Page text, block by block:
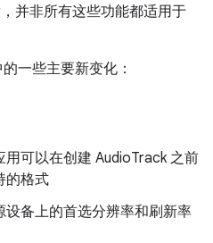
并非所有这些功能都适用于
一些主要新变化：
用可以在创建 AudioTrack 之前
的格式
设备上的首选分辨率和刷新率